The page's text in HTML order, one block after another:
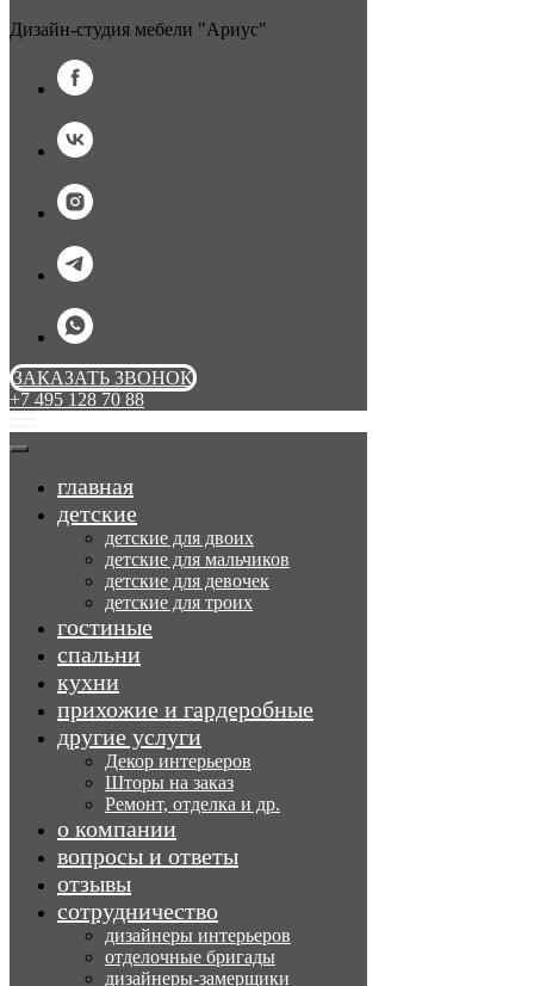
Дизайн-студия мебели "Ариус"
ЗАКАЗАТЬ ЗВОНОК
+7 495 128 70 88
главная
детские
детские для двоих
детские для мальчиков
детские для девочек
детские для троих
гостиные
спальни
кухни
прихожие и гардеробные
другие услуги
Декор интерьеров
Шторы на заказ
Ремонт, отделка и др.
о компании
вопросы и ответы
отзывы
сотрудничество
дизайнеры интерьеров
отделочные бригады
дизайнеры-замерщики